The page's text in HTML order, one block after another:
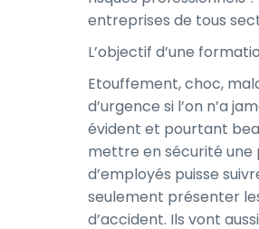
entreprises de tous
L’objectif d’une
Etouffement, choc,
d’urgence si l’on n’a
évident et pourtant
mettre en sécurité une
d’employés puisse
seulement présenter
d’accident. Ils vont